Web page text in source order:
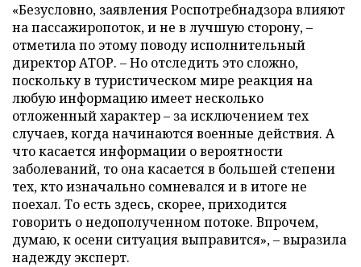
«Безусловно, заявления Роспотребнадзора влияют
на пассажиропоток, и не в лучшую сторону, –
отметила по этому поводу исполнительный
директор АТОР. – Но отследить это сложно,
поскольку в туристическом мире реакция на
любую информацию имеет несколько
отложенный характер – за исключением тех
случаев, когда начинаются военные действия. А
что касается информации о вероятности
заболеваний, то она касается в большей степени
тех, кто изначально сомневался и в итоге не
поехал. То есть здесь, скорее, приходится
говорить о недополученном потоке. Впрочем,
думаю, к осени ситуация выправится», – выразила
надежду эксперт.